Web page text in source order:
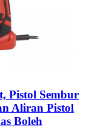
Pistol Sembur
Aliran Pistol
Boleh